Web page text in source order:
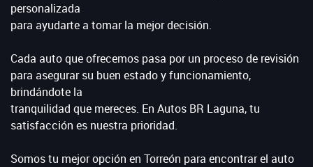
personalizada
para ayudarte a tomar la mejor decisión.
Cada auto que ofrecemos pasa por un proceso de revisión
para asegurar su buen estado y funcionamiento,
brindándote la
tranquilidad que mereces. En Autos BR Laguna, tu
satisfacción es nuestra prioridad.
Somos tu mejor opción en Torreón para encontrar el auto